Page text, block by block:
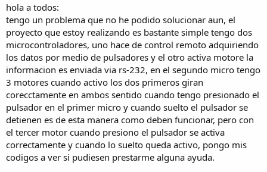
hola a todos:
tengo un problema que no he podido solucionar aun, el
proyecto que estoy realizando es bastante simple tengo dos
microcontroladores, uno hace de control remoto adquiriendo
los datos por medio de pulsadores y el otro activa motore la
informacion es enviada via rs-232, en el segundo micro tengo
3 motores cuando activo los dos primeros giran
corecctamente en ambos sentido cuando tengo presionado el
pulsador en el primer micro y cuando suelto el pulsador se
detienen es de esta manera como deben funcionar, pero con
el tercer motor cuando presiono el pulsador se activa
correctamente y cuando lo suelto queda activo, pongo mis
codigos a ver si pudiesen prestarme alguna ayuda.